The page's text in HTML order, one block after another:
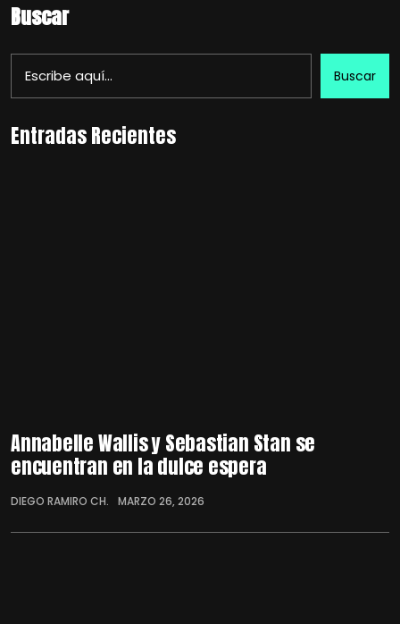
Buscar
Buscar
Entradas Recientes
Annabelle Wallis y Sebastian Stan se
encuentran en la dulce espera
DIEGO RAMIRO CH. MARZO 26, 2026